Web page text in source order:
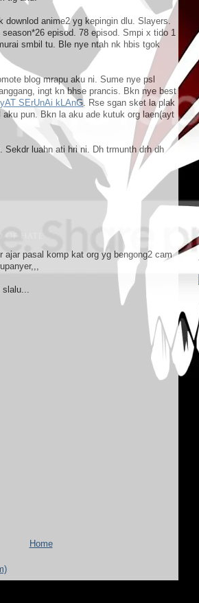
anime2 yg kepingin dlu. Slayers.
episod. 78 episod. Smpi x tido 1
smbil tu. Ble nye ntah nk hbis tgok
blog mrapu aku ni. Sume nye psl
ingt kn bhse prancis. Bkn nye best
SErUnAi kLAnG. Rse sgan sket la plak
pun. Bkn la aku ade kutuk org laen(ayt
luahn ati hri ni. Dh trmunth drh dh
ajar pasal komp kat org yg bengong2 cam
Home